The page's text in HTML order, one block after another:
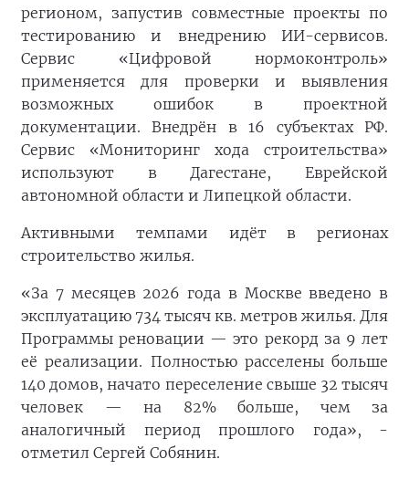
регионом, запустив совместные проекты по
тестированию и внедрению ИИ-сервисов.
Сервис «Цифровой нормоконтроль»
применяется для проверки и выявления
возможных ошибок в проектной
документации. Внедрён в 16 субъектах РФ.
Сервис «Мониторинг хода строительства»
используют в Дагестане, Еврейской
автономной области и Липецкой области.
Активными темпами идёт в регионах
строительство жилья.
«За 7 месяцев 2026 года в Москве введено в
эксплуатацию 734 тысяч кв. метров жилья. Для
Программы реновации — это рекорд за 9 лет
её реализации. Полностью расселены больше
140 домов, начато переселение свыше 32 тысяч
человек — на 82% больше, чем за
аналогичный период прошлого года», -
отметил Сергей Собянин.